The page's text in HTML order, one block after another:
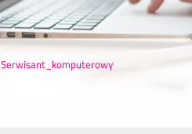
si
ę
Serwisant_komputerowy